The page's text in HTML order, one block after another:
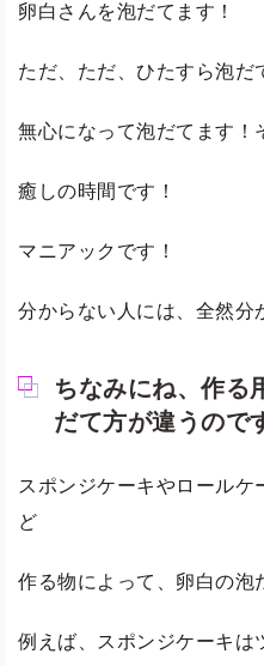
卵白さんを泡だてます！
ただ、ただ、ひたすら泡だ
無心になって泡だてます！
癒しの時間です！
マニアックです！
分からない人には、全然分
ちなみにね、作る
だて方が違うので
スポンジケーキやロールケ
ど
作る物によって、卵白の泡
例えば、スポンジケーキは